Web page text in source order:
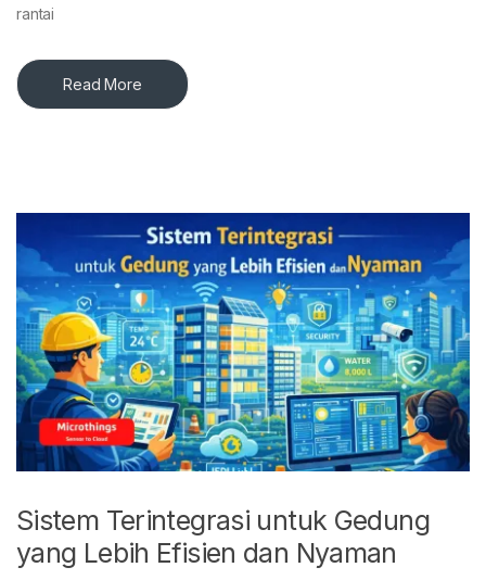
rantai
Read More
Sistem Terintegrasi untuk Gedung
yang Lebih Efisien dan Nyaman